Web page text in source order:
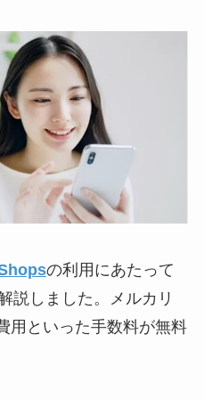
の利用にあたって
説しました。メルカリ
用といった手数料が無料